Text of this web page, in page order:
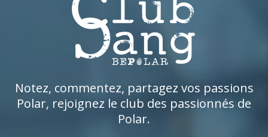
Notez, commentez, partagez vos passions
Polar, rejoignez le club des passionnés de
Polar.